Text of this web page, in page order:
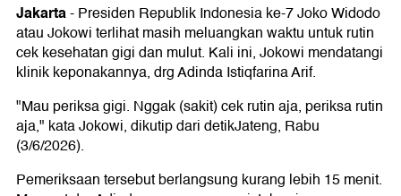
Jakarta-Presiden Republik Indonesia ke-7 Joko Widodo
atau Jokowi terlihat masih meluangkan waktu untuk rutin
cek kesehatan gigi dan mulut. Kali ini, Jokowi mendatangi
klinik keponakannya, drg Adinda Istiqfarina Arif.
"Mau periksa gigi. Nggak (sakit) cek rutin aja, periksa rutin
aja," kata Jokowi, dikutip dari detikJateng, Rabu
(3/6/2026).
Pemeriksaan tersebut berlangsung kurang lebih 15 menit.